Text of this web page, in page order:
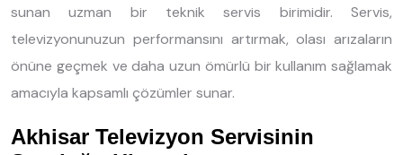
sunan uzman bir teknik servis birimidir. Servis,
televizyonunuzun performansını artırmak, olası arızaların
önüne geçmek ve daha uzun ömürlü bir kullanım sağlamak
amacıyla kapsamlı çözümler sunar.
Akhisar Televizyon Servisinin